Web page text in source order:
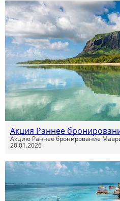
Акция Раннее
Акцию Раннее бронирование
20.01.2026